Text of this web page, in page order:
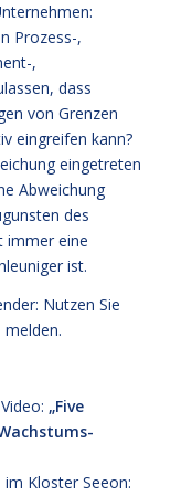
Prozess-,
,
dass
von Grenzen
eingreifen kann?
eingetreten
Abweichung
des
immer eine
ist.
Nutzen Sie
„Five
Kloster Seeon: